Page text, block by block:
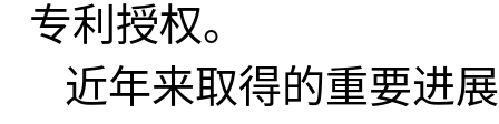
专利授权。
近年来取得的重要进